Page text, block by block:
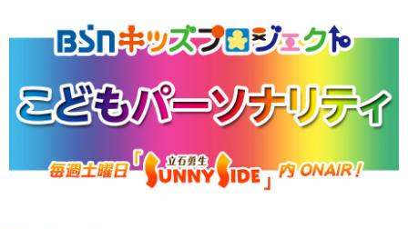
アナウンサー
イベント
ニュース
天気